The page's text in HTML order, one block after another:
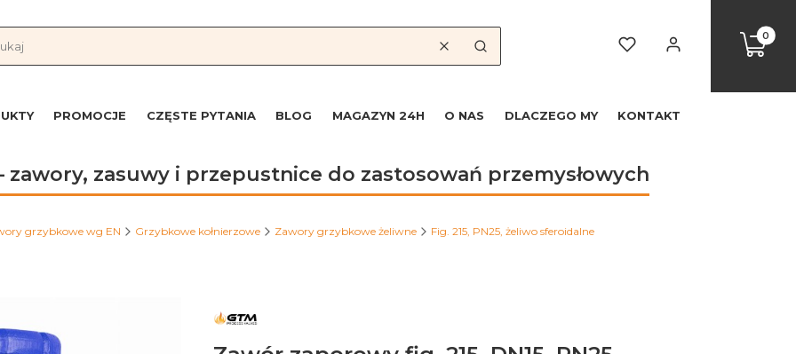
WyczyśćSzukaj
Ulubione Zaloguj się Koszyk
PROMOCJE CZĘSTE PYTANIA BLOG MAGAZYN 24H O NAS DLACZEGO MY KONTAKT
zawory, zasuwy i przepustnice do zastosowań przemysłowych
grzybkowe wg EN Grzybkowe kołnierzowe Zawory grzybkowe żeliwne Fig. 215, PN25, żeliwo sferoidalne